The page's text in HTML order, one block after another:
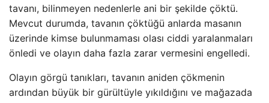
tavanı, bilinmeyen nedenlerle ani bir şekilde çöktü.
Mevcut durumda, tavanın çöktüğü anlarda masanın
üzerinde kimse bulunmaması olası ciddi yaralanmaları
önledi ve olayın daha fazla zarar vermesini engelledi.
Olayın görgü tanıkları, tavanın aniden çökmenin
ardından büyük bir gürültüyle yıkıldığını ve mağazada